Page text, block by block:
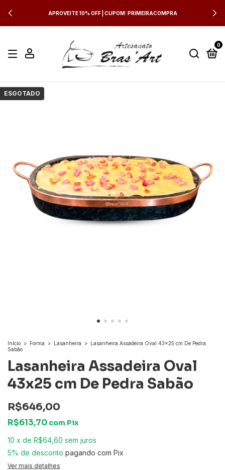
APROVEITE 10% OFF | CUPOM: PRIMEIRACOMPRA
0
ESGOTADO
Início > Forma > Lasanheira > Lasanheira Assadeira Oval 43x25 cm De Pedra
Sabão
Lasanheira Assadeira Oval
43x25 cm De Pedra Sabão
R$646,00
R$613,70 com Pix
10 x de R$64,60 sem juros
5% de desconto pagando com Pix
Ver mais detalhes